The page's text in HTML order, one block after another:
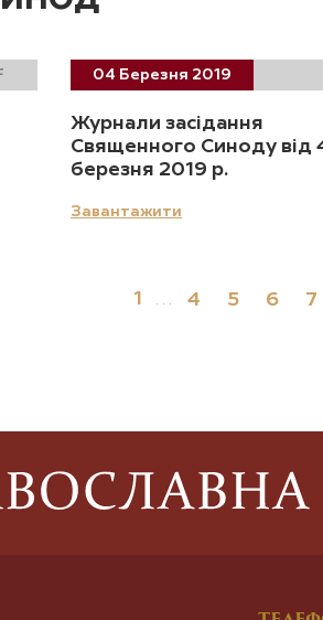
04 Березня 2019
Журнали засідання
Священного Синоду від
березня 2019 р.
Завантажити
1 … 4 5 6 7